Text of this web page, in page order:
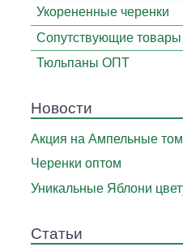
Укорененные черенки
Сопутствующие товары
Тюльпаны ОПТ
Новости
Акция на Ампельные
Черенки оптом
Уникальные Яблони
Статьи